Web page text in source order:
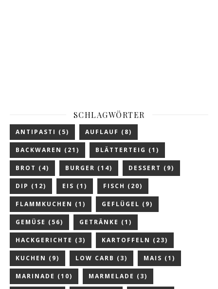
SCHLAGWÖRTER
ANTIPASTI (5) AUFLAUF (8)
BACKWAREN (21) BLÄTTERTEIG (1)
BROT (4) BURGER (14) DESSERT (9)
DIP (12) EIS (1) FISCH (20)
FLAMMKUCHEN (1) GEFLÜGEL (9)
GEMÜSE (56) GETRÄNKE (1)
HACKGERICHTE (3) KARTOFFELN (23)
KUCHEN (9) LOW CARB (3) MAIS (1)
MARINADE (10) MARMELADE (3)